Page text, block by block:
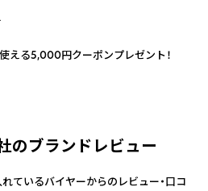
のブランドレビュー
ているバイヤーからのレビュー・口コ
える5,000円クーポンプレゼント！